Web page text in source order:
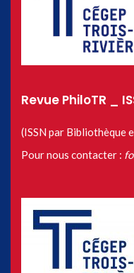
Revue PhiloTR _
(ISSN par Bibliothèque
Pour nous contacter :